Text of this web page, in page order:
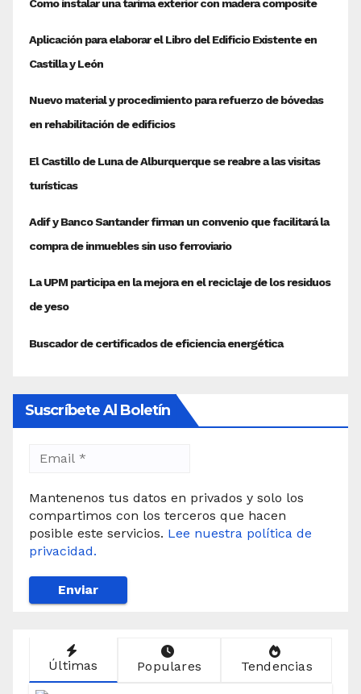
Suscríbete Al Boletín
Mantenenos tus datos en privados y solo los
compartimos con los terceros que hacen
posible este servicios. Lee nuestra política de
privacidad.
Últimas Populares Tendencias